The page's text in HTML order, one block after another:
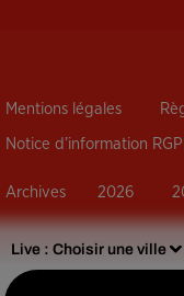
Live : Choisir une ville
Mentions légales
Notice d’information
Archives 2026